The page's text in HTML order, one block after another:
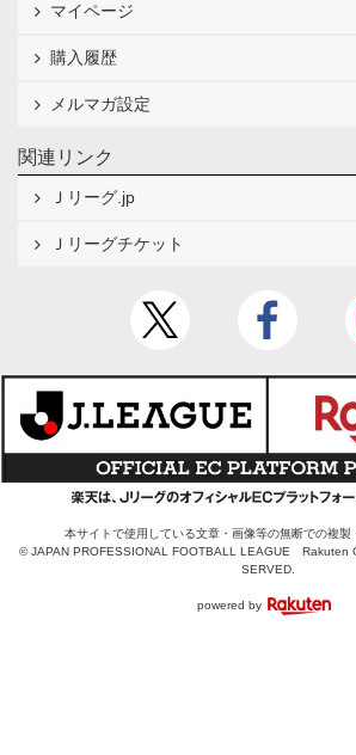
マイページ
購入履歴
メルマガ設定
関連リンク
Ｊリーグ.jp
Ｊリーグチケット
本サイトで使用している文章・画像等の無断での複製
© JAPAN PROFESSIONAL FOOTBALL LEAGUE Rakuten
SERVED.
powered by